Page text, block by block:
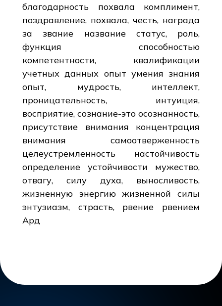
благодарность похвала комплимент,
поздравление, похвала, честь, награда
за звание название статус, роль,
функция способностью
компетентности, квалификации
учетных данных опыт умения знания
опыт, мудрость, интеллект,
проницательность, интуиция,
восприятие, сознание-это осознанность,
присутствие внимания концентрация
внимания самоотверженность
целеустремленность настойчивость
определение устойчивости мужество,
отвагу, силу духа, выносливость,
жизненную энергию жизненной силы
энтузиазм, страсть, рвение рвением
Ард